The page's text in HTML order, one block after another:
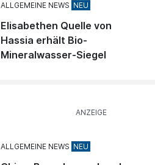
ALLGEMEINE NEWS
Elisabethen Quelle von
Hassia erhält Bio-
Mineralwasser-Siegel
ALLGEMEINE NEWS